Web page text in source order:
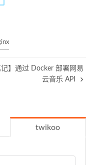
记】通过 Docker 部署网易
云音乐 API
twikoo